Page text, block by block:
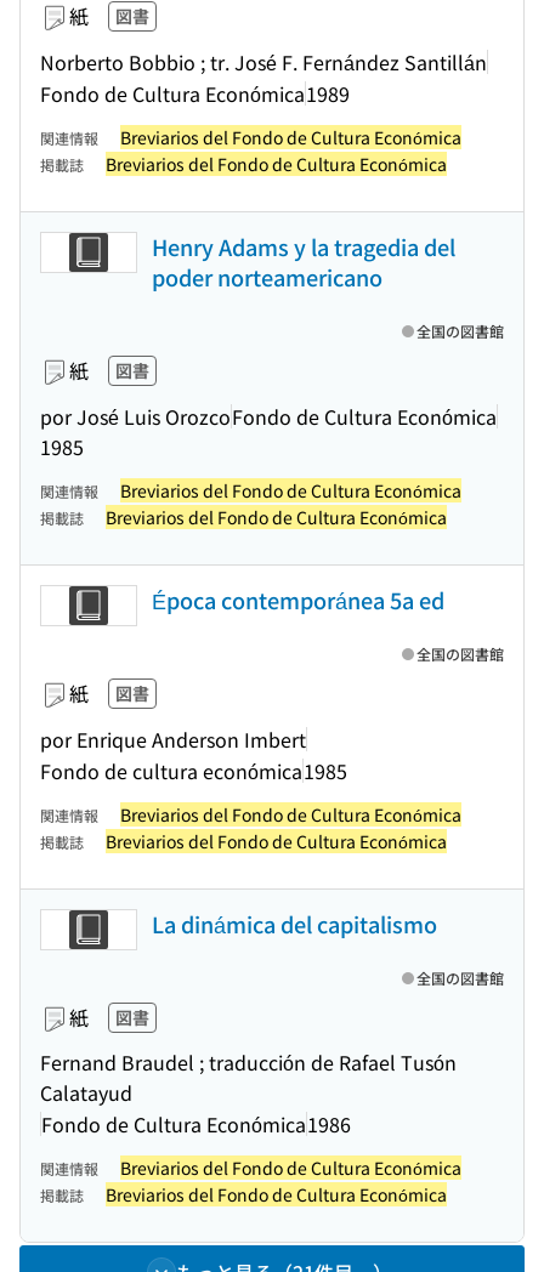
紙 図書
Norberto Bobbio ; tr. José F. Fernández Santillán
Fondo de Cultura Económica1989
関連情報 Breviarios del Fondo de Cultura Económica
掲載誌 Breviarios del Fondo de Cultura Económica
Henry Adams y la tragedia del
poder norteamericano
紙 図書
por José Luis OrozcoFondo de Cultura Económica
1985
全国の図書館
関連情報 Breviarios del Fondo de Cultura Económica
掲載誌 Breviarios del Fondo de Cultura Económica
Época contemporánea 5a ed
紙 図書
por Enrique Anderson Imbert
Fondo de cultura económica1985
全国の図書館
関連情報 Breviarios del Fondo de Cultura Económica
掲載誌 Breviarios del Fondo de Cultura Económica
La dinámica del capitalismo
紙 図書
Fernand Braudel ; traducción de Rafael Tusón
Calatayud
Fondo de Cultura Económica1986
全国の図書館
関連情報 Breviarios del Fondo de Cultura Económica
掲載誌 Breviarios del Fondo de Cultura Económica